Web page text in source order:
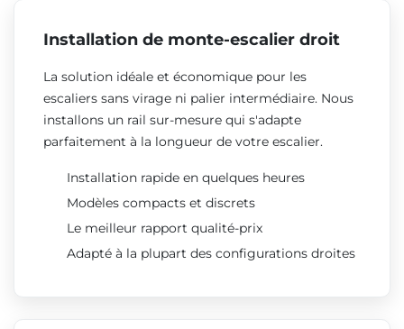
Installation de monte-escalier droit
La solution idéale et économique pour les
escaliers sans virage ni palier intermédiaire. Nous
installons un rail sur-mesure qui s'adapte
parfaitement à la longueur de votre escalier.
Installation rapide en quelques heures
Modèles compacts et discrets
Le meilleur rapport qualité-prix
Adapté à la plupart des configurations droites